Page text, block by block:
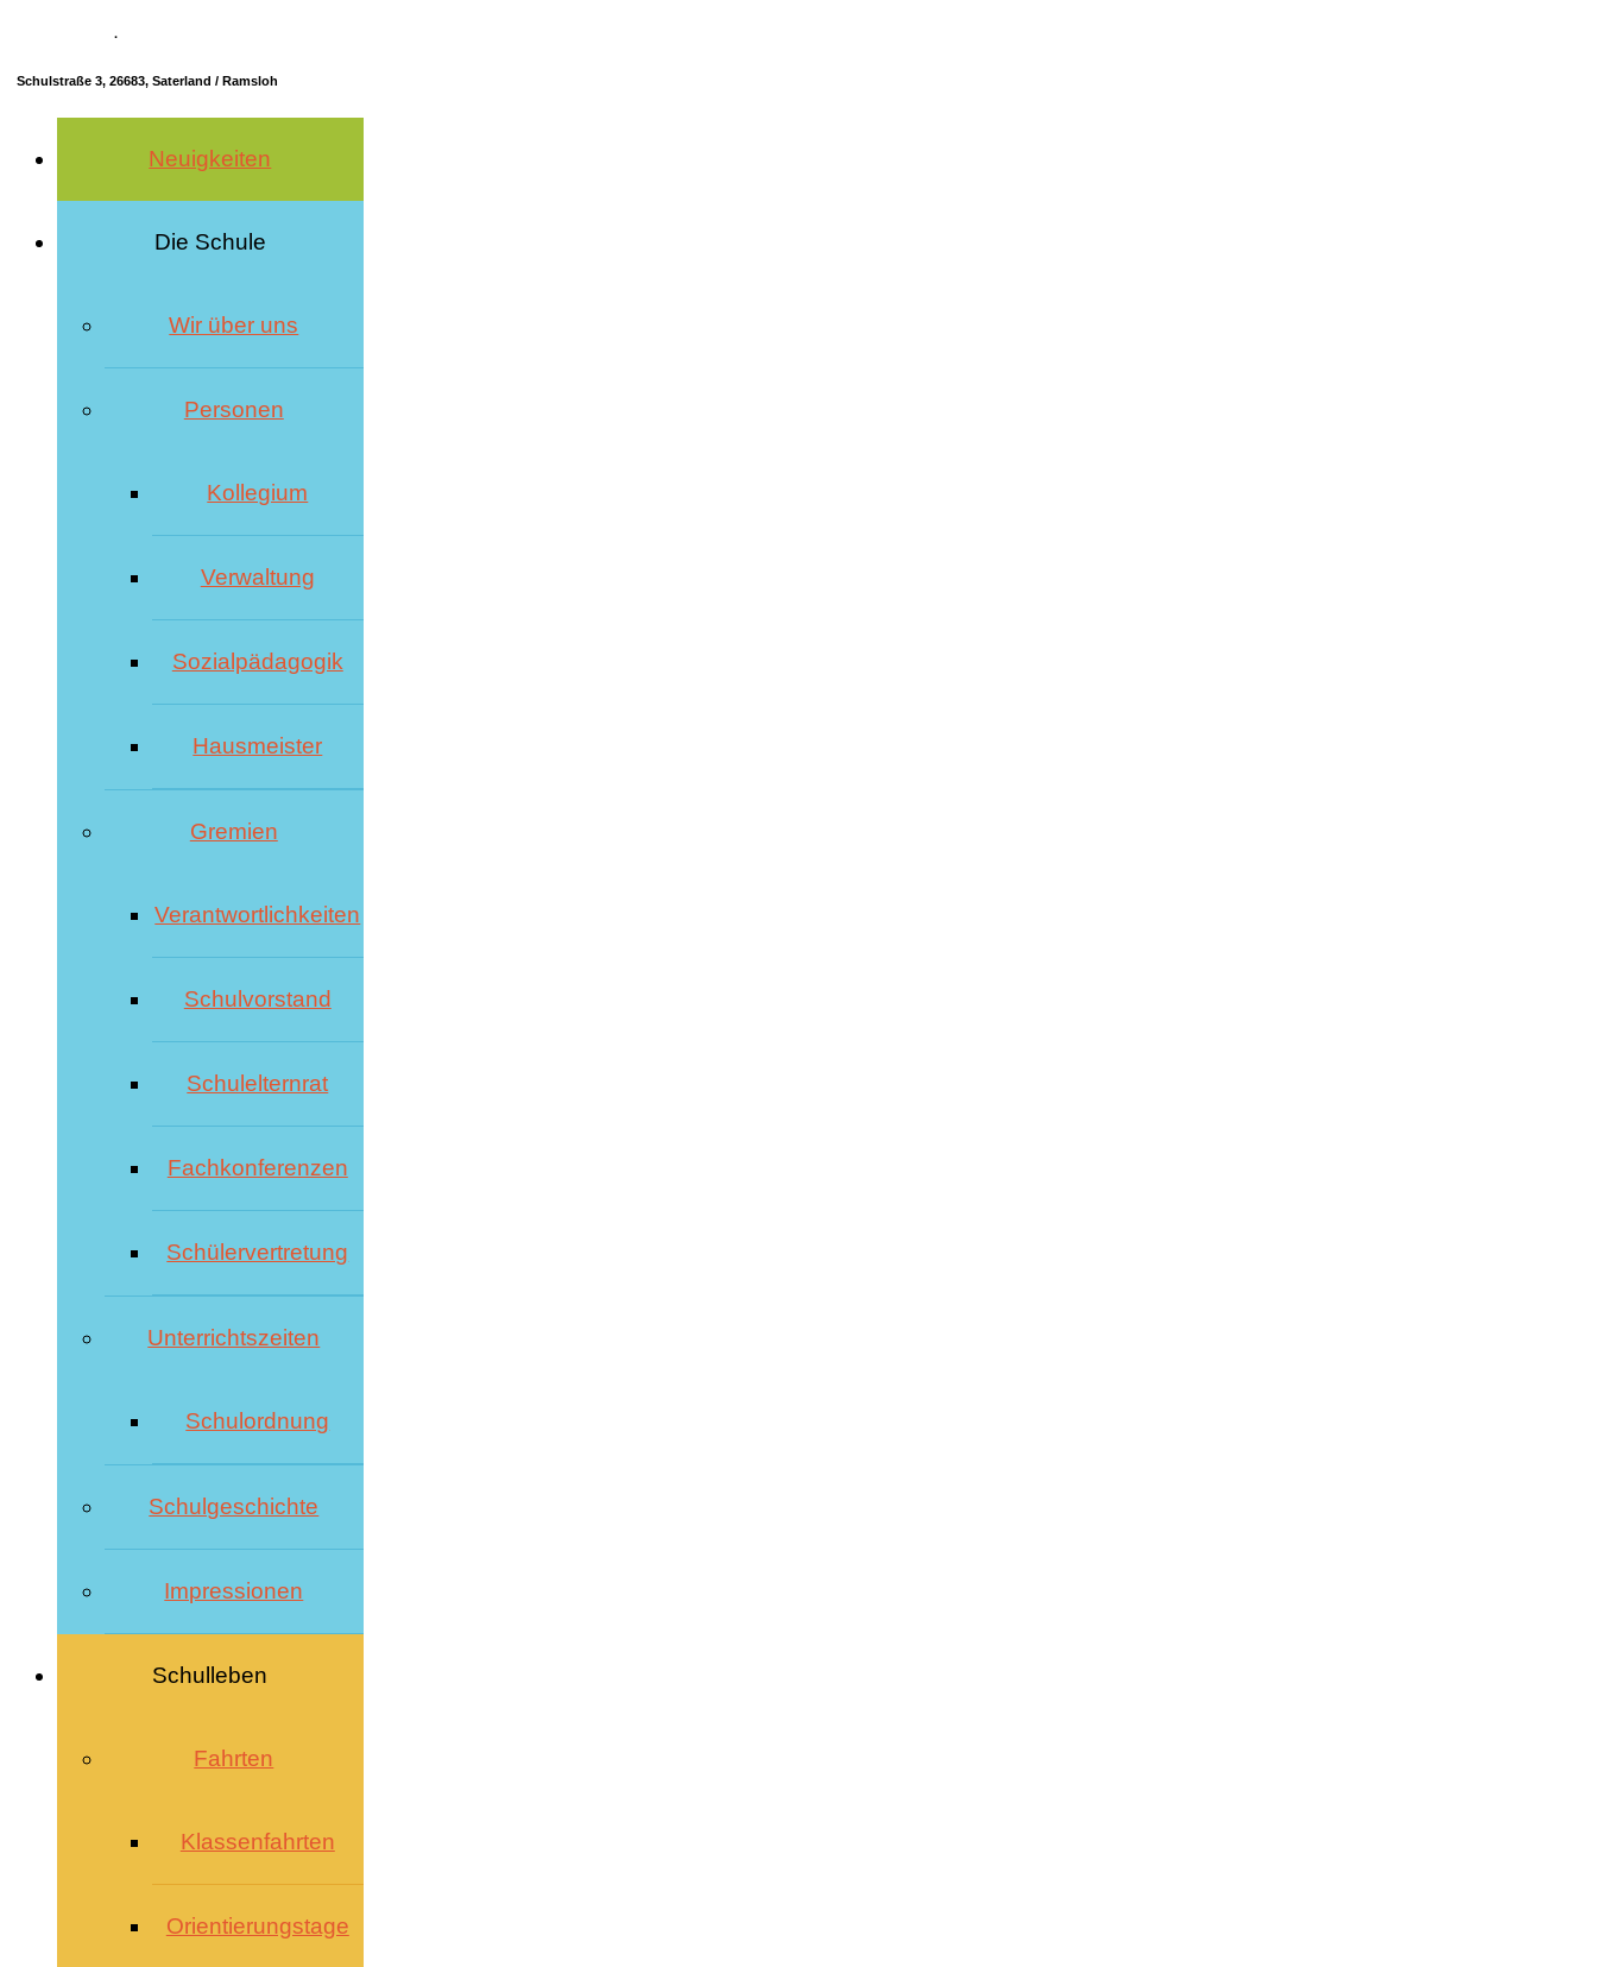
·
Schulstraße 3, 26683, Saterland / Ramsloh
Neuigkeiten
Die Schule
Wir über uns
Personen
Kollegium
Verwaltung
Sozialpädagogik
Hausmeister
Gremien
Verantwortlichkeiten
Schulvorstand
Schulelternrat
Fachkonferenzen
Schülervertretung
Unterrichtszeiten
Schulordnung
Schulgeschichte
Impressionen
Schulleben
Fahrten
Klassenfahrten
Orientierungstage